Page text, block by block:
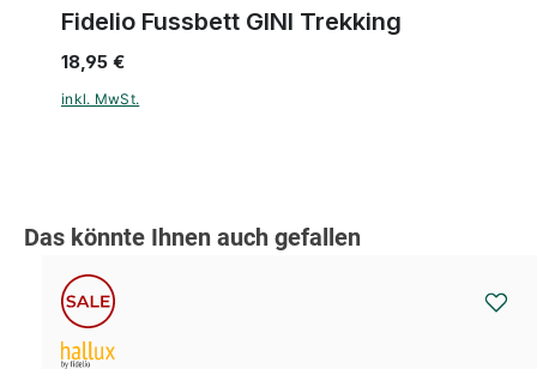
Fidelio Fussbett GINI Trekking
18,95 €
inkl. MwSt.
Produktgalerie überspringen
Das könnte Ihnen auch gefallen